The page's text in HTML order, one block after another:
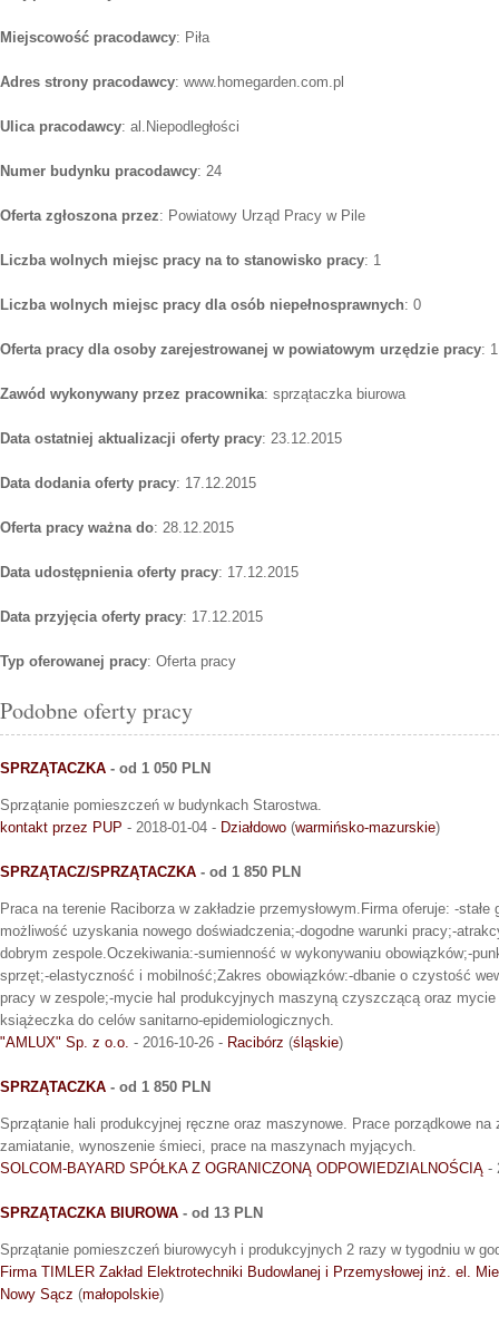
Miejscowość pracodawcy: Piła
Adres strony pracodawcy: www.homegarden.com.pl
Ulica pracodawcy: al.Niepodległości
Numer budynku pracodawcy: 24
Oferta zgłoszona przez: Powiatowy Urząd Pracy w Pile
Liczba wolnych miejsc pracy na to stanowisko pracy: 1
Liczba wolnych miejsc pracy dla osób niepełnosprawnych: 0
Oferta pracy dla osoby zarejestrowanej w powiatowym urzędzie pracy: 1
Zawód wykonywany przez pracownika: sprzątaczka biurowa
Data ostatniej aktualizacji oferty pracy: 23.12.2015
Data dodania oferty pracy: 17.12.2015
Oferta pracy ważna do: 28.12.2015
Data udostępnienia oferty pracy: 17.12.2015
Data przyjęcia oferty pracy: 17.12.2015
Typ oferowanej pracy: Oferta pracy
Podobne oferty pracy
SPRZĄTACZKA - od 1 050 PLN
Sprzątanie pomieszczeń w budynkach Starostwa.
kontakt przez PUP - 2018-01-04 - Działdowo (warmińsko-mazurskie)
SPRZĄTACZ/SPRZĄTACZKA - od 1 850 PLN
Praca na terenie Raciborza w zakładzie przemysłowym.Firma oferuje: -
możliwość uzyskania nowego doświadczenia;-dogodne warunki pracy;-
dobrym zespole.Oczekiwania:-sumienność w wykonywaniu obowiązków;-
sprzęt;-elastyczność i mobilność;Zakres obowiązków:-dbanie o czystość
pracy w zespole;-mycie hal produkcyjnych maszyną czyszczącą oraz
książeczka do celów sanitarno-epidemiologicznych.
"AMLUX" Sp. z o.o. - 2016-10-26 - Racibórz (śląskie)
SPRZĄTACZKA - od 1 850 PLN
Sprzątanie hali produkcyjnej ręczne oraz maszynowe. Prace porządkowe na
zamiatanie, wynoszenie śmieci, prace na maszynach myjących.
SOLCOM-BAYARD SPÓŁKA Z OGRANICZONĄ ODPOWIEDZIALNOŚCIĄ -
SPRZĄTACZKA BIUROWA - od 13 PLN
Sprzątanie pomieszczeń biurowycyh i produkcyjnych 2 razy w tygodniu w
Firma TIMLER Zakład Elektrotechniki Budowlanej i Przemysłowej inż. el.
Nowy Sącz (małopolskie)